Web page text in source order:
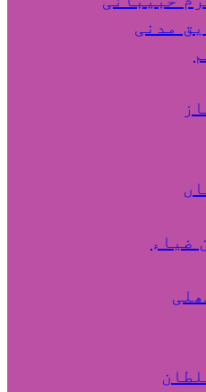
مدنی
ضیاء